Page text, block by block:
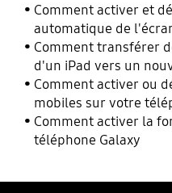
Comment activer et
automatique de
Galaxy ?
Comment transférer
d'un iPad vers un
Smart Switch ?
Comment activer ou
mobiles sur votre
Comment activer la
téléphone Galaxy